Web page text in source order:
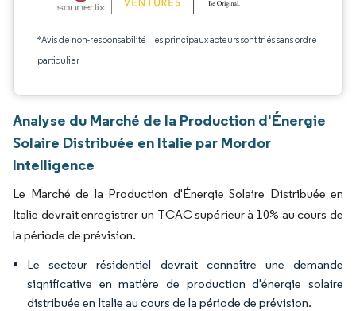
*Avis de non-responsabilité : les principaux acteurs sont triés sans ordre
particulier
Analyse du Marché de la Production d'Énergie
Solaire Distribuée en Italie par Mordor
Intelligence
Le Marché de la Production d'Énergie Solaire Distribuée en
Italie devrait enregistrer un TCAC supérieur à 10% au cours de
la période de prévision.
Le secteur résidentiel devrait connaître une demande
significative en matière de production d'énergie solaire
distribuée en Italie au cours de la période de prévision.